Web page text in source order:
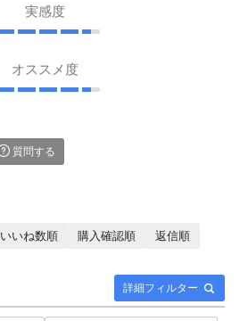
実感度
オススメ度
質問する
詳細フィルター
いいね数順 購入確認順
返信順